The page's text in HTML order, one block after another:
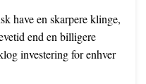
have en skarpere klinge,
end en billigere
investering for enhver